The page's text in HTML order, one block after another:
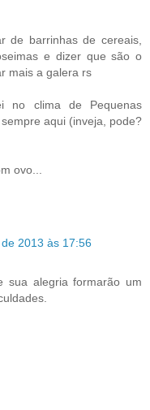
de barrinhas de cereais,
e dizer que são o
mais a galera rs
no clima de Pequenas
aqui (inveja, pode?
ovo...
2013 às 17:56
sua alegria formarão um